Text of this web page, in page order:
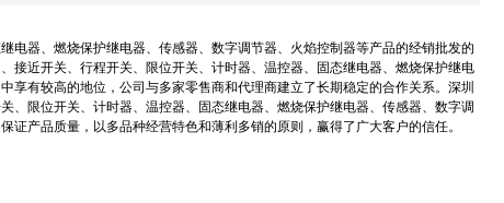
电器、燃烧保护继电器、传感器、数字调节器、火焰控制器等产品的经销批发的
接近开关、行程开关、限位开关、计时器、温控器、固态继电器、燃烧保护继电
有较高的地位，公司与多家零售商和代理商建立了长期稳定的合作关系。深圳
限位开关、计时器、温控器、固态继电器、燃烧保护继电器、传感器、数字调
证产品质量，以多品种经营特色和薄利多销的原则，赢得了广大客户的信任。